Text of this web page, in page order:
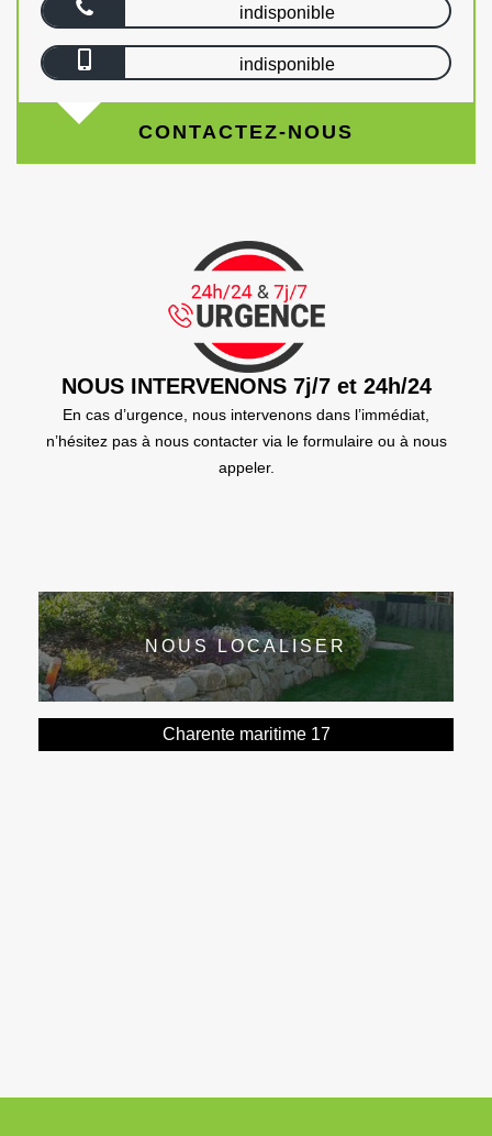
indisponible
indisponible
CONTACTEZ-NOUS
NOUS INTERVENONS 7j/7 et 24h/24
En cas d’urgence, nous intervenons dans l’immédiat,
n’hésitez pas à nous contacter via le formulaire ou à nous
appeler.
NOUS LOCALISER
Charente maritime 17